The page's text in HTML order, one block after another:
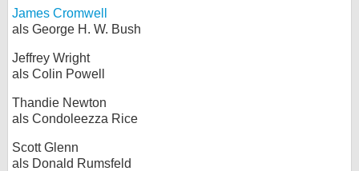
James Cromwell
als George H. W. Bush
Jeffrey Wright
als Colin Powell
Thandie Newton
als Condoleezza Rice
Scott Glenn
als Donald Rumsfeld